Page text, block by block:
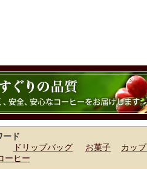
ード
ドリップバッグ お菓子
カッ
ーヒー